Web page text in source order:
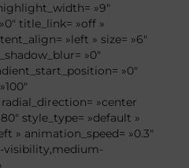
»9″
title_link= »off »
»left » size= »6″
»0″
»0″
»center
style_type= »default »
» animation_speed= »0.3″
visibility,medium-